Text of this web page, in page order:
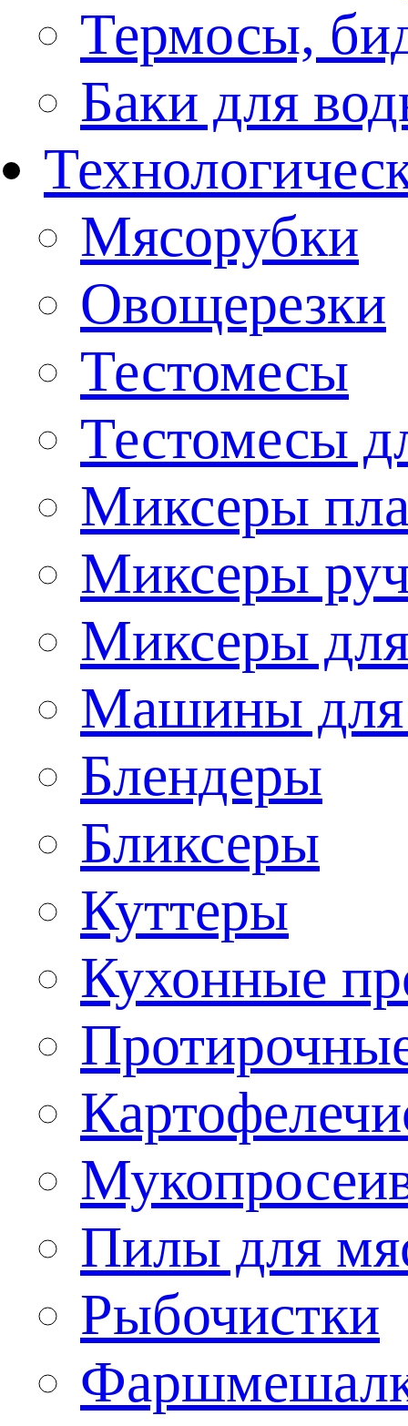
Термосы,
Баки для
Мясорубки
Овощерезки
Тестомесы
Тестомесы
Миксеры
Миксеры
Миксеры
Машины для
Блендеры
Бликсеры
Куттеры
Кухонные
Пилы для
Рыбочистки